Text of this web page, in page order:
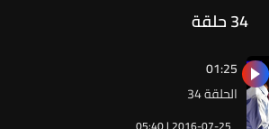
34حلقة
الحلقة 34
01:25